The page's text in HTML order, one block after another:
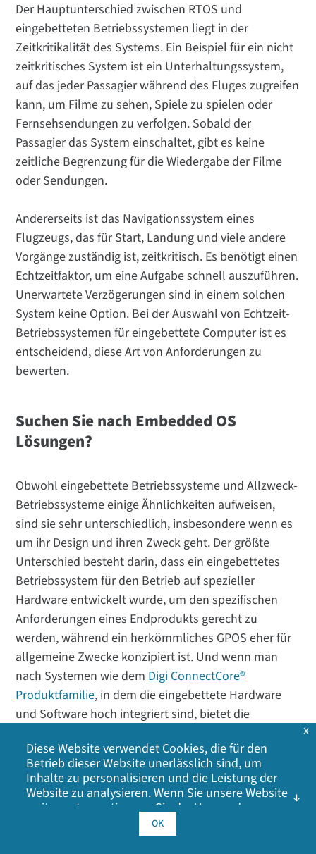
Der Hauptunterschied zwischen RTOS und
eingebetteten Betriebssystemen liegt in der
Zeitkritikalität des Systems. Ein Beispiel für ein nicht
zeitkritisches System ist ein Unterhaltungssystem,
auf das jeder Passagier während des Fluges zugreifen
kann, um Filme zu sehen, Spiele zu spielen oder
Fernsehsendungen zu verfolgen. Sobald der
Passagier das System einschaltet, gibt es keine
zeitliche Begrenzung für die Wiedergabe der Filme
oder Sendungen.
Andererseits ist das Navigationssystem eines
Flugzeugs, das für Start, Landung und viele andere
Vorgänge zuständig ist, zeitkritisch. Es benötigt einen
Echtzeitfaktor, um eine Aufgabe schnell auszuführen.
Unerwartete Verzögerungen sind in einem solchen
System keine Option. Bei der Auswahl von Echtzeit-
Betriebssystemen für eingebettete Computer ist es
entscheidend, diese Art von Anforderungen zu
bewerten.
Suchen Sie nach Embedded OS
Lösungen?
Obwohl eingebettete Betriebssysteme und Allzweck-
Betriebssysteme einige Ähnlichkeiten aufweisen,
sind sie sehr unterschiedlich, insbesondere wenn es
um ihr Design und ihren Zweck geht. Der größte
Unterschied besteht darin, dass ein eingebettetes
Betriebssystem für den Betrieb auf spezieller
Hardware entwickelt wurde, um den spezifischen
Anforderungen eines Endprodukts gerecht zu
werden, während ein herkömmliches GPOS eher für
allgemeine Zwecke konzipiert ist. Und wenn man
nach Systemen wie demDigi ConnectCore®
Produktfamilie, in dem die eingebettete Hardware
und Software hoch integriert sind, bietet die
Diese Website verwendet Cookies, die für den
Betrieb dieser Website unerlässlich sind, um
Inhalte zu personalisieren und die Leistung der
Website zu analysieren. Wenn Sie unsere Website
weiter nutzen, stimmen Sie der Verwendung
unserer Cookies zu. Klicken Sie auf OK, um Ihr
Einverständnis mit unsererCookie-Richtlinie
OK
x